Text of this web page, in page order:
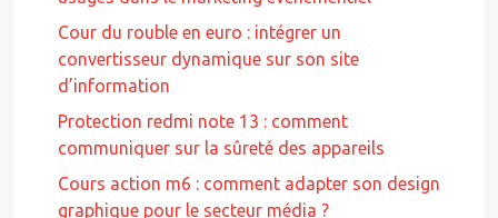
Cour du rouble en euro : intégrer un
convertisseur dynamique sur son site
d’information
Protection redmi note 13 : comment
communiquer sur la sûreté des appareils
Cours action m6 : comment adapter son design
graphique pour le secteur média ?